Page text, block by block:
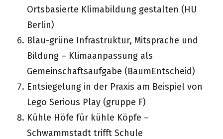
Ortsbasierte Klimabildung gestalten (HU
Berlin)
Blau-grüne Infrastruktur, Mitsprache und
Bildung – Klimaanpassung als
Gemeinschaftsaufgabe (BaumEntscheid)
Entsiegelung in der Praxis am Beispiel von
Lego Serious Play (gruppe F)
Kühle Höfe für kühle Köpfe –
Schwammstadt trifft Schule